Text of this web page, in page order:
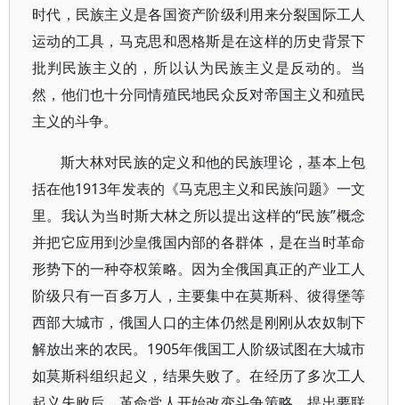
时代，民族主义是各国资产阶级利用来分裂国际工人
运动的工具，马克思和恩格斯是在这样的历史背景下
批判民族主义的，所以认为民族主义是反动的。当
然，他们也十分同情殖民地民众反对帝国主义和殖民
主义的斗争。
斯大林对民族的定义和他的民族理论，基本上包
括在他1913年发表的《马克思主义和民族问题》一文
里。我认为当时斯大林之所以提出这样的“民族”概念
并把它应用到沙皇俄国内部的各群体，是在当时革命
形势下的一种夺权策略。因为全俄国真正的产业工人
阶级只有一百多万人，主要集中在莫斯科、彼得堡等
西部大城市，俄国人口的主体仍然是刚刚从农奴制下
解放出来的农民。1905年俄国工人阶级试图在大城市
如莫斯科组织起义，结果失败了。在经历了多次工人